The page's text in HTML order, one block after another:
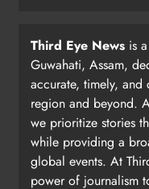
Third Eye News is
Guwahati, Assam,
accurate, timely, and
region and beyond.
we prioritize stories
while providing a
global events. At
power of journalism